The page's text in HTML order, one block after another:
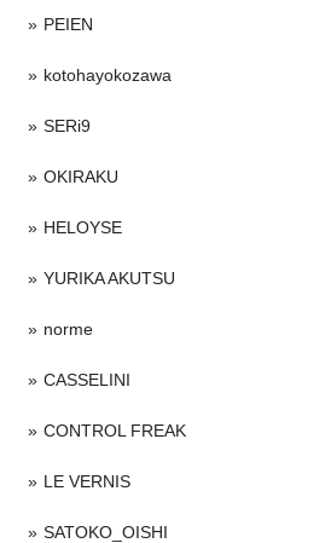
PEIEN
kotohayokozawa
SERi9
OKIRAKU
HELOYSE
YURIKA AKUTSU
norme
CASSELINI
CONTROL FREAK
LE VERNIS
SATOKO_OISHI